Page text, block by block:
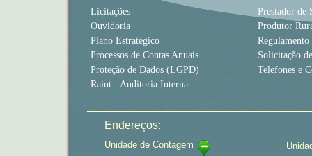
Licitações
Ouvidoria
Plano Estratégico
Processos de Contas Anuais
Proteção de Dados (LGPD)
Raint - Auditoria Interna
Prestador de
Produtor
Solicitação
Telefones e
Endereços:
Unidade de Contagem